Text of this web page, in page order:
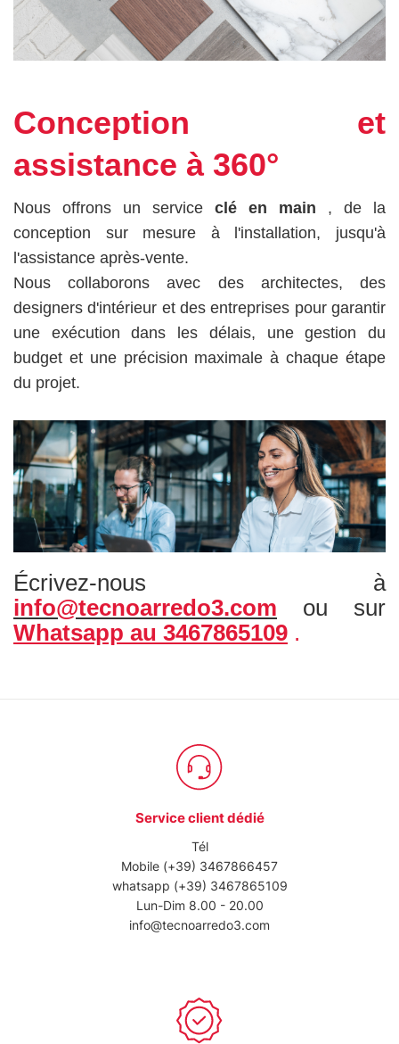
informazioni sul modo in cui utilizza il nostro sito con i
nostri partner che si occupano di analisi dei dati web,
pubblicità e social media, i quali potrebbero combinarle
raccolto dal suo utilizzo dei loro servizi.
Conception et
assistance à 360°
Nous offrons un service clé en main , de la
conception sur mesure à l'installation, jusqu'à
l'assistance après-vente.
Nous collaborons avec des architectes, des
designers d'intérieur et des entreprises pour garantir
une exécution dans les délais, une gestion du
budget et une précision maximale à chaque étape
du projet.
Écrivez-nous à
info@tecnoarredo3.com ou sur
Whatsapp au 3467865109 .
Service client dédié
Tél
Mobile (+39) 3467866457
whatsapp (+39) 3467865109
Lun-Dim 8.00 - 20.00
info@tecnoarredo3.com